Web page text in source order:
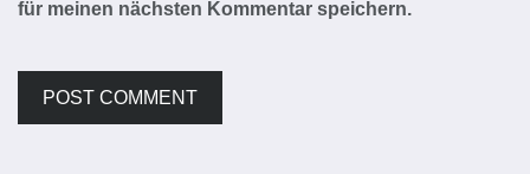
für meinen nächsten Kommentar speichern.